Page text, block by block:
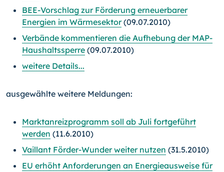
BEE-Vorschlag zur Förderung erneuerbarer
Energien im Wärmesektor(09.07.2010)
Verbände kommentieren die Aufhebung der MAP-
Haushaltssperre (09.07.2010)
weitere Details...
ausgewählte weitere Meldungen:
Marktanreizprogramm soll ab Juli fortgeführt
werden (11.6.2010)
Vaillant Förder-Wunder weiter nutzen (31.5.2010)
EU erhöht Anforderungen an Energieausweise für